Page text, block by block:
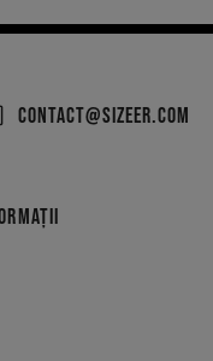
CONTACT@SIZEER.COM